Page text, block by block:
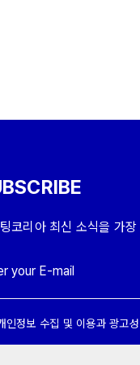
코리아 최신 소식을 가
인정보 수집 및 이용과 광고